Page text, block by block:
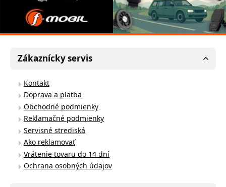
Zákaznícky servis
Kontakt
Doprava a platba
Obchodné podmienky
Reklamačné podmienky
Servisné strediská
Ako reklamovať
Vrátenie tovaru do 14 dní
Ochrana osobných údajov